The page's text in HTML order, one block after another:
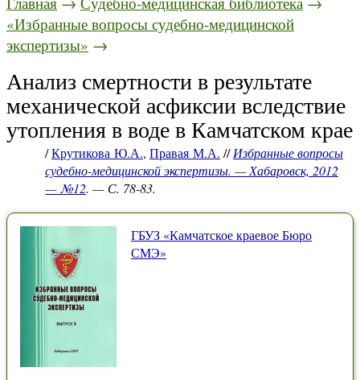
«Избранные вопросы судебно-медицинской
экспертизы» →
Анализ смертности в результате
механической асфиксии вследствие
утопления в воде в Камчатском крае
/Крутикова Ю.А., Правая М.А. //Избранные вопросы
судебно-медицинской экспертизы. — Хабаровск, 2012
— №12. — С. 78-83.
ГБУЗ «Камчатское краевое Бюро
СМЭ»